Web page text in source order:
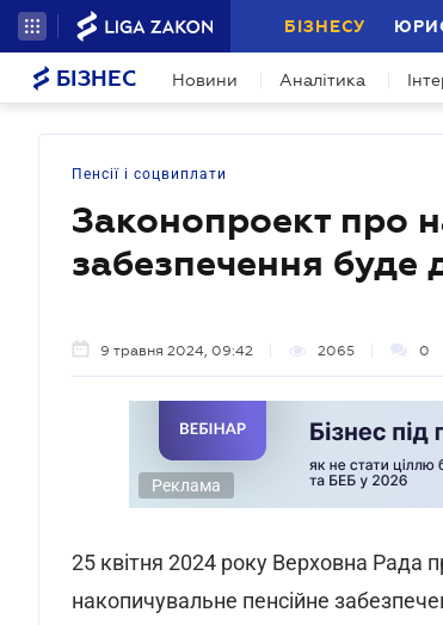
БІЗНЕСУ
БІЗНЕС Новини Аналітика
Пенсії і соцвиплати
Законопроект про
забезпечення буде
9 травня 2024, 09:42 2065 0
Реклама
25 квітня 2024 року Верховна Рада
накопичувальне пенсійне